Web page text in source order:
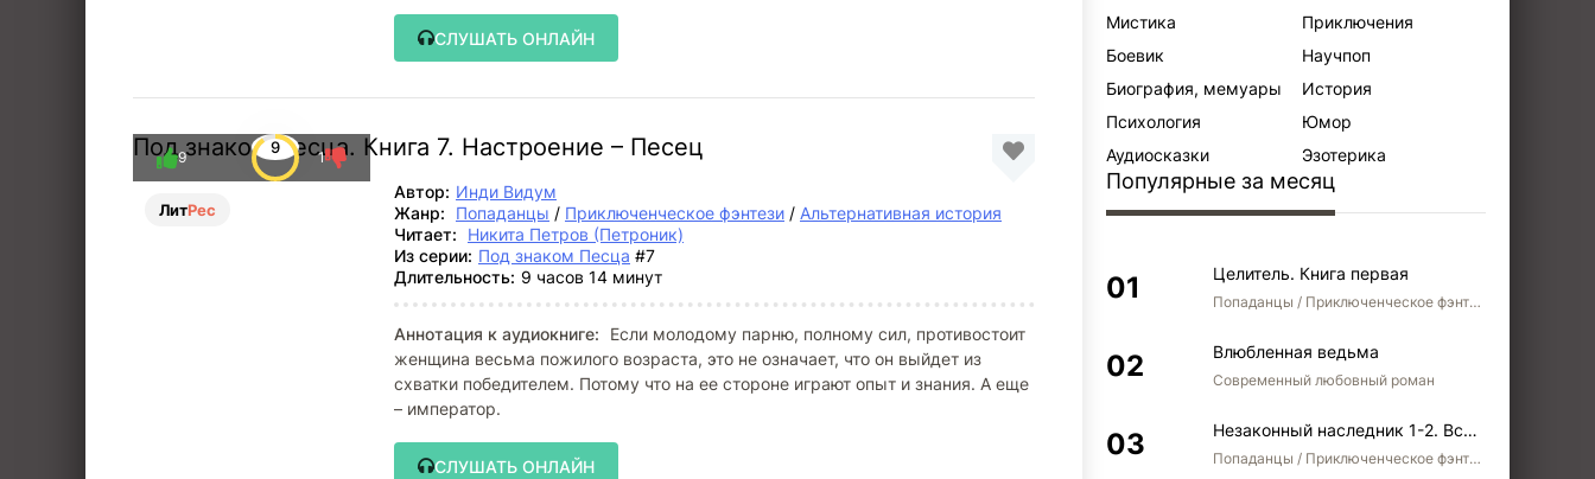
СЛУШАТЬ ОНЛАЙН
Под знаком Песца. Книга 7. Настроение – Песец
ЛитРес
9
9 1
Автор: Инди Видум
Жанр:
Попаданцы / Приключенческое фэнтези / Альтернативная история
Читает:
Никита Петров (Петроник)
Из серии: Под знаком Песца #7
Длительность: 9 часов 14 минут
Аннотация к аудиокниге:
Если молодому парню, полному сил, противостоит
женщина весьма пожилого возраста, это не означает, что он выйдет из
схватки победителем. Потому что на ее стороне играют опыт и знания. А еще
– император.
СЛУШАТЬ ОНЛАЙН
Мистика
Приключения
Боевик
Научпоп
Биография, мемуары
История
Психология
Юмор
Аудиосказки
Эзотерика
Популярные за месяц
Целитель. Книга первая
Попаданцы / Приключенческое фэнтези / Боевое фэнтези
Влюбленная ведьма
Современный любовный роман
Незаконный наследник 1-2. Вспомнить, кем был. Стать собой. Остаться собой
Попаданцы / Приключенческое фэнтези / Боевое фэнтези / Юмористическое фэнтези